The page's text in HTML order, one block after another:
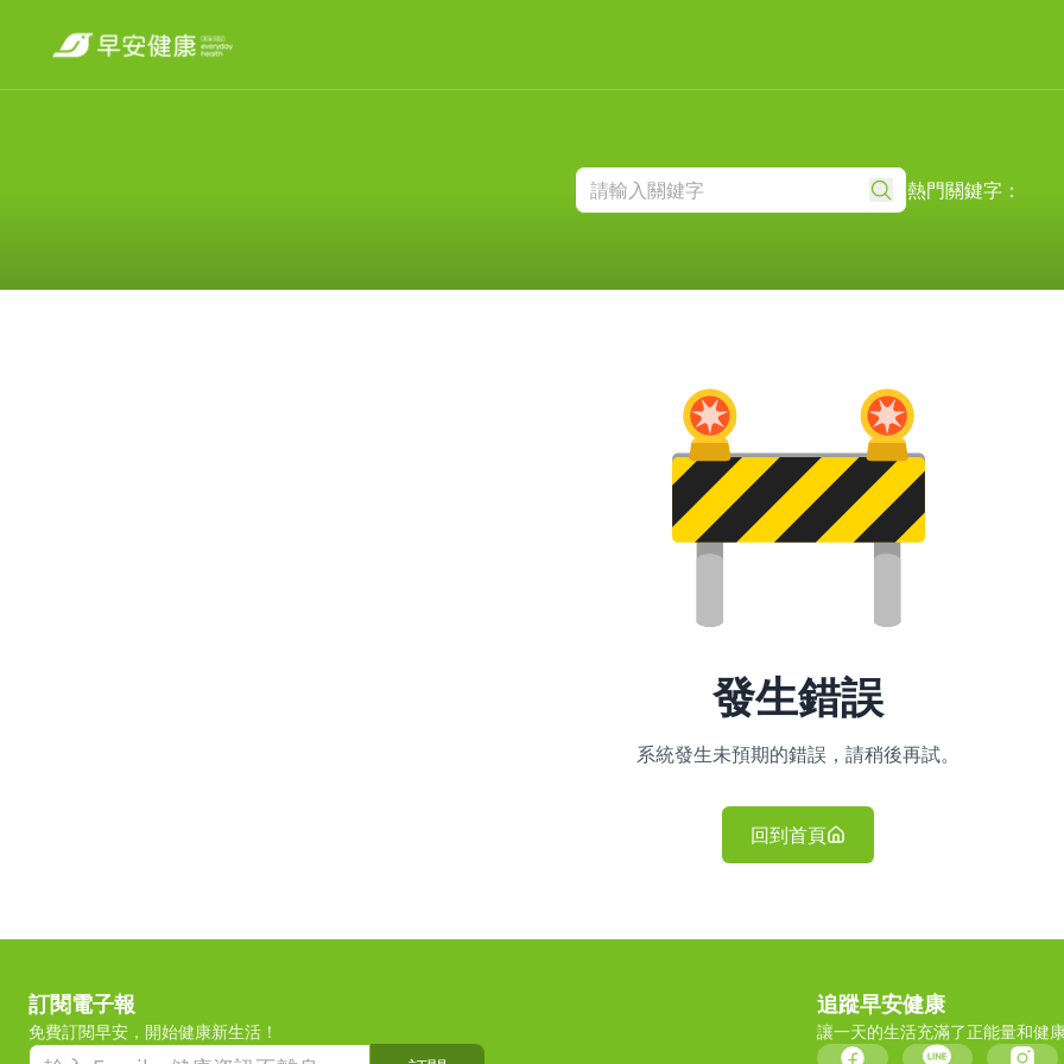
熱門關鍵字：
發生錯誤
系統發生未預期的錯誤，請稍後再試。
回到首頁
訂閱電子報
免費訂閱早安，開始健康新生活！
追蹤早安健康
讓一天的生活充滿了正能量和健